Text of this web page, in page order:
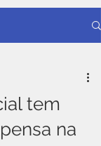
tem
na